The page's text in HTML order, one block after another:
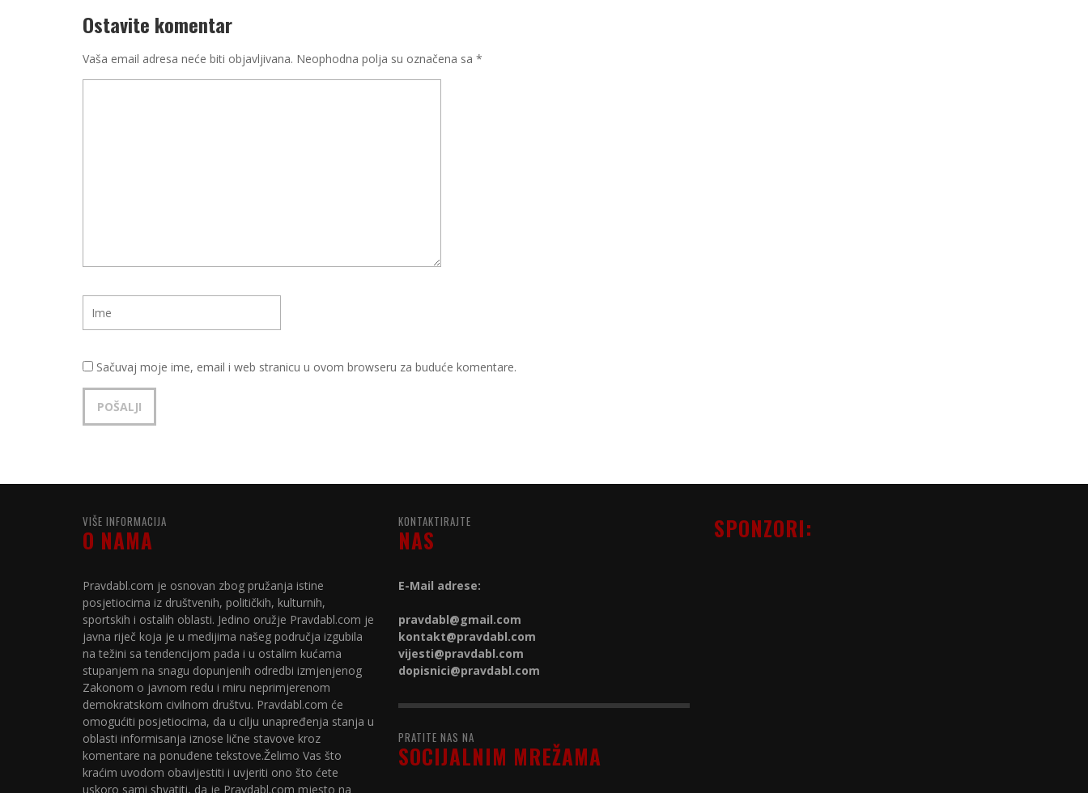
Ostavite komentar
Vaša email adresa neće biti objavljivana. Neophodna polja su označena sa *
Sačuvaj moje ime, email i web stranicu u ovom browseru za buduće komentare.
VIŠE INFORMACIJA
O NAMA
Pravdabl.com je osnovan zbog pružanja istine
posjetiocima iz društvenih, političkih, kulturnih,
sportskih i ostalih oblasti. Jedino oružje Pravdabl.com je
javna riječ koja je u medijima našeg područja izgubila
na težini sa tendencijom pada i u ostalim kućama
stupanjem na snagu dopunjenih odredbi izmjenjenog
Zakonom o javnom redu i miru neprimjerenom
demokratskom civilnom društvu. Pravdabl.com će
omogućiti posjetiocima, da u cilju unapređenja stanja u
oblasti informisanja iznose lične stavove kroz
komentare na ponuđene tekstove.Želimo Vas što
kraćim uvodom obavijestiti i uvjeriti ono što ćete
uskoro sami shvatiti, da je Pravdabl.com mjesto na
KONTAKTIRAJTE
NAS
E-Mail adrese:
pravdabl@gmail.com
kontakt@pravdabl.com
vijesti@pravdabl.com
dopisnici@pravdabl.com
PRATITE NAS NA
SOCIJALNIM MREŽAMA
SPONZORI: